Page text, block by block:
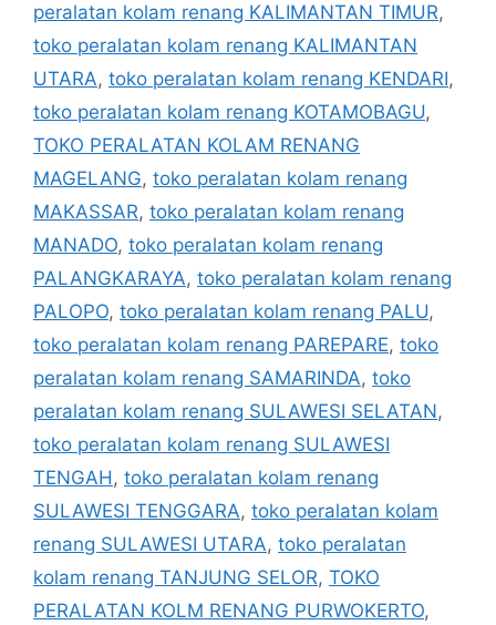
peralatan kolam renang KALIMANTAN TIMUR,
toko peralatan kolam renang KALIMANTAN
UTARA, toko peralatan kolam renang KENDARI,
toko peralatan kolam renang KOTAMOBAGU,
TOKO PERALATAN KOLAM RENANG
MAGELANG, toko peralatan kolam renang
MAKASSAR, toko peralatan kolam renang
MANADO, toko peralatan kolam renang
PALANGKARAYA, toko peralatan kolam renang
PALOPO, toko peralatan kolam renang PALU,
toko peralatan kolam renang PAREPARE, toko
peralatan kolam renang SAMARINDA, toko
peralatan kolam renang SULAWESI SELATAN,
toko peralatan kolam renang SULAWESI
TENGAH, toko peralatan kolam renang
SULAWESI TENGGARA, toko peralatan kolam
renang SULAWESI UTARA, toko peralatan
kolam renang TANJUNG SELOR, TOKO
PERALATAN KOLM RENANG PURWOKERTO,